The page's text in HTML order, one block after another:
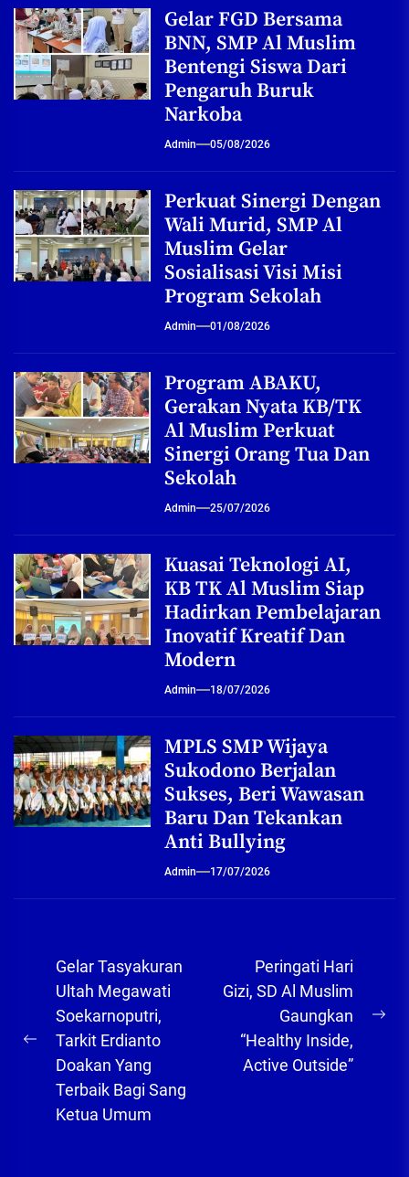
Gelar FGD Bersama
BNN, SMP Al Muslim
Bentengi Siswa Dari
Pengaruh Buruk
Narkoba
Admin 05/08/2026
Perkuat Sinergi Dengan
Wali Murid, SMP Al
Muslim Gelar
Sosialisasi Visi Misi
Program Sekolah
Admin 01/08/2026
Program ABAKU,
Gerakan Nyata KB/TK
Al Muslim Perkuat
Sinergi Orang Tua Dan
Sekolah
Admin 25/07/2026
Kuasai Teknologi AI,
KB TK Al Muslim Siap
Hadirkan Pembelajaran
Inovatif Kreatif Dan
Modern
Admin 18/07/2026
MPLS SMP Wijaya
Sukodono Berjalan
Sukses, Beri Wawasan
Baru Dan Tekankan
Anti Bullying
Admin 17/07/2026
Navigasi
pos
Previous
post:
Gelar Tasyakuran
Ultah Megawati
Soekarnoputri,
Tarkit Erdianto
Doakan Yang
Terbaik Bagi Sang
Ketua Umum
Peringati Hari
Gizi, SD Al Muslim
Gaungkan
“Healthy Inside,
Active Outside”